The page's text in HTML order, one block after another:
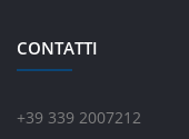
CONTATTI
+39 339 2007212